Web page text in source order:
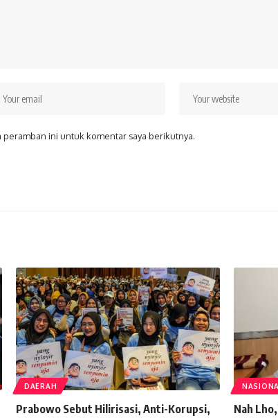
peramban ini untuk komentar saya berikutnya.
DAERAH
Prabowo Sebut Hilirisasi, Anti-Korupsi,
Nah